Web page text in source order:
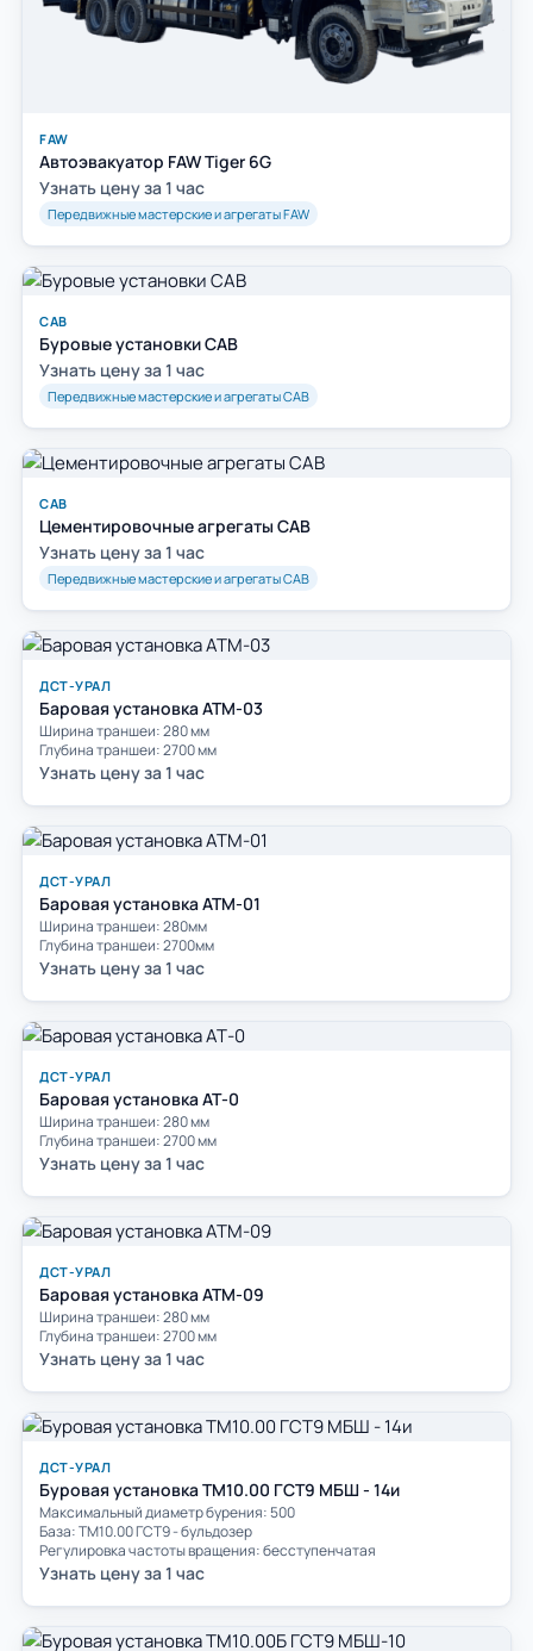
FAW
Автоэвакуатор FAW Tiger 6G
Узнать цену за 1 час
Передвижные мастерские и агрегаты FAW
САВ
Буровые установки САВ
Узнать цену за 1 час
Передвижные мастерские и агрегаты САВ
САВ
Цементировочные агрегаты САВ
Узнать цену за 1 час
Передвижные мастерские и агрегаты САВ
ДСТ-УРАЛ
Баровая установка АТМ-03
Ширина траншеи: 280 мм
Глубина траншеи: 2700 мм
Узнать цену за 1 час
ДСТ-УРАЛ
Баровая установка АТМ-01
Ширина траншеи: 280мм
Глубина траншеи: 2700мм
Узнать цену за 1 час
ДСТ-УРАЛ
Баровая установка АТ-0
Ширина траншеи: 280 мм
Глубина траншеи: 2700 мм
Узнать цену за 1 час
ДСТ-УРАЛ
Баровая установка АТМ-09
Ширина траншеи: 280 мм
Глубина траншеи: 2700 мм
Узнать цену за 1 час
ДСТ-УРАЛ
Буровая установка ТМ10.00 ГСТ9 МБШ - 14и
Максимальный диаметр бурения: 500
База: ТМ10.00 ГСТ9 - бульдозер
Регулировка частоты вращения: бесступенчатая
Узнать цену за 1 час